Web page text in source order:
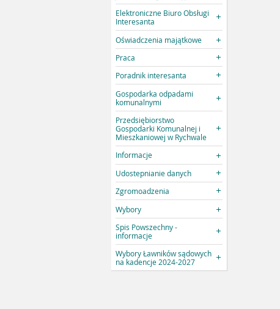
Elektroniczne Biuro Obsługi
Interesanta
Oświadczenia majątkowe
Praca
Poradnik interesanta
Gospodarka odpadami
komunalnymi
Przedsiębiorstwo
Gospodarki Komunalnej i
Mieszkaniowej w Rychwale
Informacje
Udostepnianie danych
Zgromoadzenia
Wybory
Spis Powszechny -
informacje
Wybory Ławników sądowych
na kadencje 2024-2027